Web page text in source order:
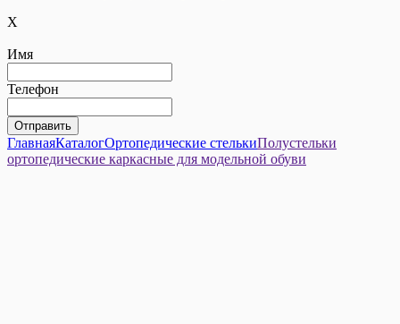
X
Имя
Телефон
ГлавнаяКаталогОртопедические стелькиПолустельки
ортопедические каркасные для модельной обуви